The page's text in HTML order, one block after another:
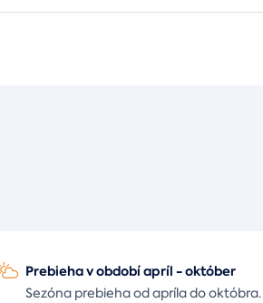
Prebieha v období apríl - október
Sezóna prebieha od apríla do októbra.